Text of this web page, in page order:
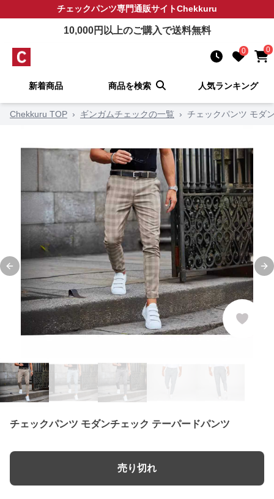
チェックパンツ専門通販サイトChekkuru
10,000円以上のご購入で送料無料
0 0
新着商品 商品を検索 人気ランキング
Chekkuru TOP › ギンガムチェックの一覧 › チェックパンツ モダ
Previous slide
チェックパンツ モダンチェック テーパードパンツ
売り切れ